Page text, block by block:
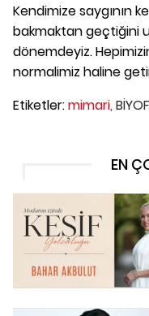
Kendimize saygının
bakmaktan geçtiğini
dönemdeyiz.
normalimiz haline
Etiketler:mimari,
EN